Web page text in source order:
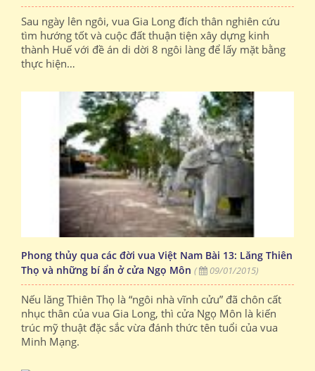
Sau ngày lên ngôi, vua Gia Long đích thân nghiên cứu
tìm hướng tốt và cuộc đất thuận tiện xây dựng kinh
thành Huế với đề án di dời 8 ngôi làng để lấy mặt bằng
thực hiện…
Phong thủy qua các đời vua Việt Nam Bài 13: Lăng Thiên
Thọ và những bí ẩn ở cửa Ngọ Môn ( 09/01/2015)
Nếu lăng Thiên Thọ là “ngôi nhà vĩnh cửu” đã chôn cất
nhục thân của vua Gia Long, thì cửa Ngọ Môn là kiến
trúc mỹ thuật đặc sắc vừa đánh thức tên tuổi của vua
Minh Mạng.